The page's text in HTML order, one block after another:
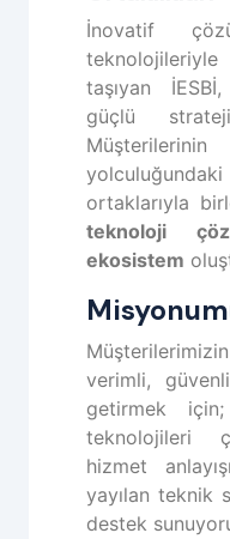
İnovatif
taşıyan
güçlü
ortaklarıyla
teknoloji
ekosistem
verimli,
getirmek
teknolojileri
hizmet
yayılan teknik
destek